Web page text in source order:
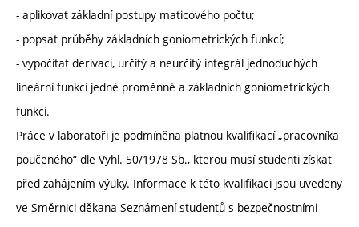
- aplikovat základní postupy maticového počtu;
- popsat průběhy základních goniometrických funkcí;
- vypočítat derivaci, určitý a neurčitý integrál jednoduchých
lineární funkcí jedné proměnné a základních goniometrických
funkcí.
Práce v laboratoři je podmíněna platnou kvalifikací „pracovníka
poučeného“ dle Vyhl. 50/1978 Sb., kterou musí studenti získat
před zahájením výuky. Informace k této kvalifikaci jsou uvedeny
ve Směrnici děkana Seznámení studentů s bezpečnostními